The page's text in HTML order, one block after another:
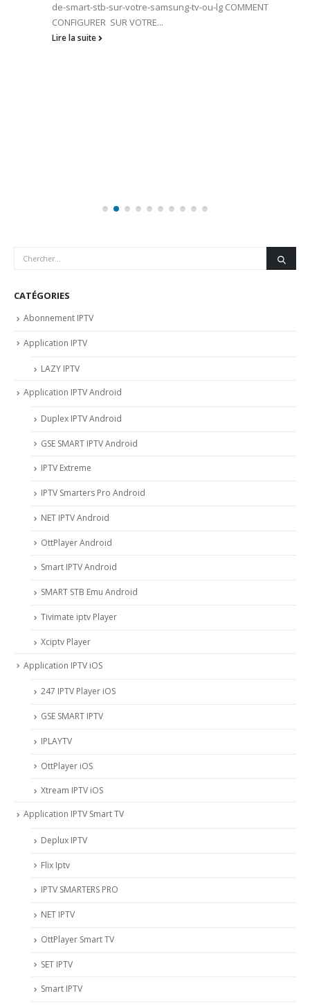
de-smart-stb-sur-votre-samsung-tv-ou-lg COMMENT
CONFIGURER SUR VOTRE...
Lire la suite
CATÉGORIES
Abonnement IPTV
Application IPTV
LAZY IPTV
Application IPTV Android
Duplex IPTV Android
GSE SMART IPTV Android
IPTV Extreme
IPTV Smarters Pro Android
NET IPTV Android
OttPlayer Android
Smart IPTV Android
SMART STB Emu Android
Tivimate iptv Player
Xciptv Player
Application IPTV iOS
247 IPTV Player iOS
‎GSE SMART IPTV
IPLAYTV
OttPlayer iOS
Xtream IPTV iOS
Application IPTV Smart TV
Deplux IPTV
Flix Iptv
IPTV SMARTERS PRO
NET IPTV
OttPlayer Smart TV
SET IPTV
Smart IPTV